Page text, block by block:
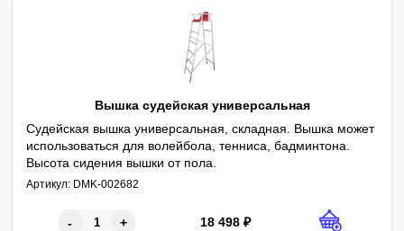
Вышка судейская универсальная
Судейская вышка универсальная, складная. Вышка может
использоваться для волейбола, тенниса, бадминтона.
Высота сидения вышки от пола.
Параметры:
Высота - 2200 мм
Артикул: DMK-002682
- + 18 498 ₽